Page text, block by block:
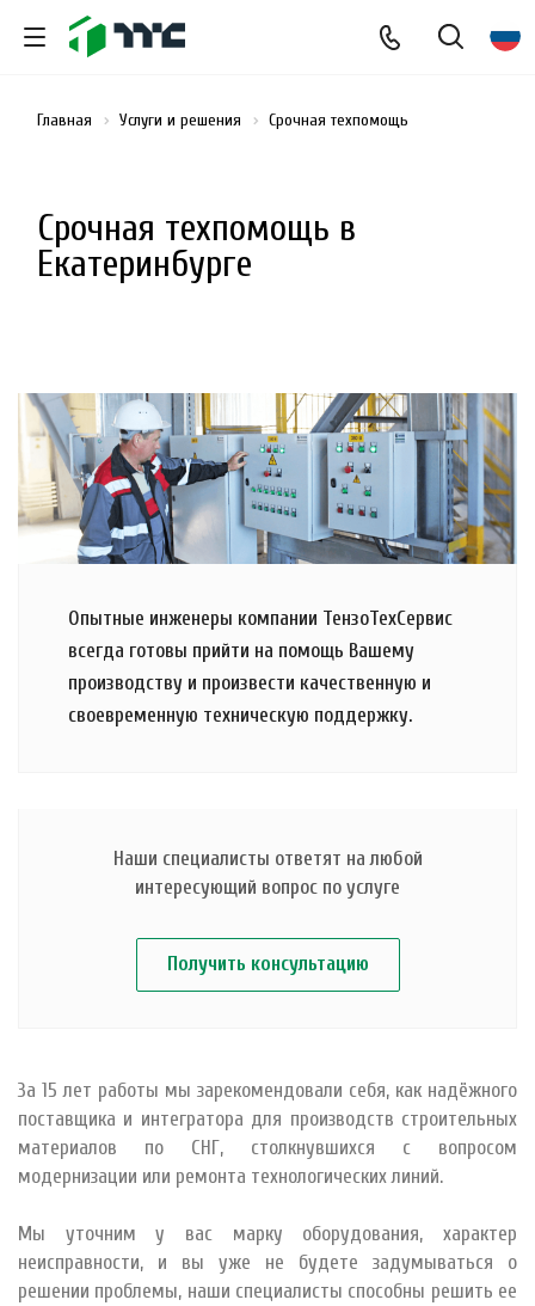
Срочная техпомощь в
Екатеринбурге
Главная Услуги и решения Срочная техпомощь
Опытные инженеры компании ТензоТехСервис
всегда готовы прийти на помощь Вашему
производству и произвести качественную и
своевременную техническую поддержку.
Наши специалисты ответят на любой
интересующий вопрос по услуге
Получить консультацию
За 15 лет работы мы зарекомендовали себя, как надёжного
поставщика и интегратора для производств строительных
материалов по СНГ, столкнувшихся с вопросом
модернизации или ремонта технологических линий.
Мы уточним у вас марку оборудования, характер
неисправности, и вы уже не будете задумываться о
решении проблемы, наши специалисты способны решить ее